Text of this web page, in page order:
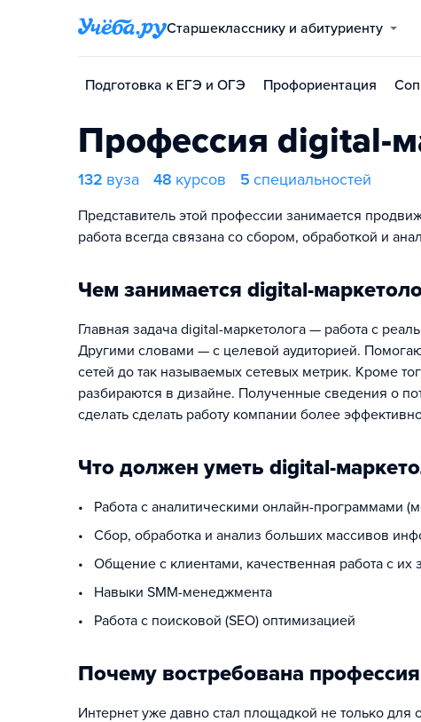
Старшекласснику и абитуриенту
Подготовка к ЕГЭ и ОГЭ Профориентация
Профессия digital-
132 вуза 48 курсов 5 специальностей
Представитель этой профессии занимается
работа всегда связана со сбором, обработкой и
Чем занимается digital-
Главная задача digital-маркетолога — работа с
Другими словами — с целевой аудиторией.
сетей до так называемых сетевых метрик. Кроме
разбираются в дизайне. Полученные сведения о
сделать сделать работу компании более
Что должен уметь digital-
• Работа с аналитическими онлайн-программами
• Сбор, обработка и анализ больших массивов
• Общение с клиентами, качественная работа с их
• Навыки SMM-менеджмента
• Работа с поисковой (SEO) оптимизацией
Почему востребована
Интернет уже давно стал площадкой не только